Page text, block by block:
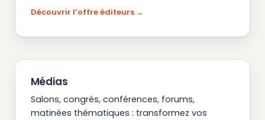
Découvrir l’offre éditeurs
Médias
Salons, congrès, conférences, forums,
matinées thématiques : transformez vos